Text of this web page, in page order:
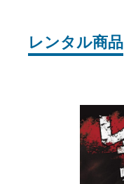
レンタル商品